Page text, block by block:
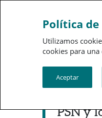
PSN y
Política
Utilizamos
cookies para
Aceptar